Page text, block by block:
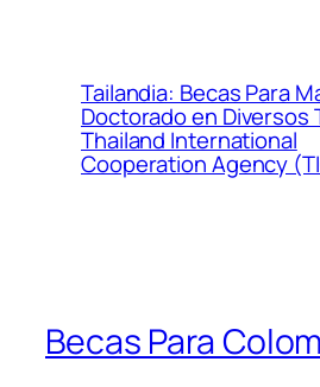
Tailandia: Becas Para
Doctorado en Diversos
Thailand International
Cooperation Agency
Becas Para